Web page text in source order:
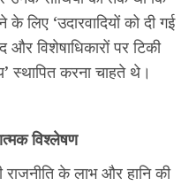
के लिए ‘उदारवादियों को दी गई
विशेषाधिकारों पर टिकी
स्थापित करना चाहते थे।
विश्लेषण
के लाभ और हानि की